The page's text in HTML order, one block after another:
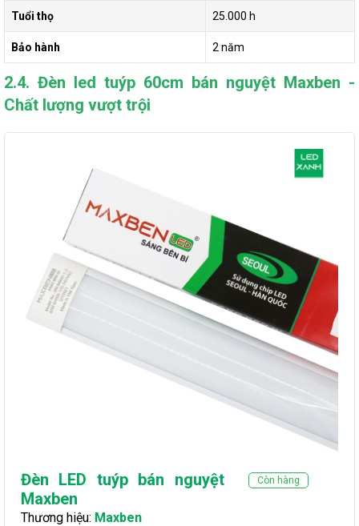
Tuổi thọ 25.000 h
Bảo hành 2 năm
2.4. Đèn led tuýp 60cm bán nguyệt Maxben -
Chất lượng vượt trội
Đèn LED tuýp bán nguyệt
Maxben
Còn hàng
Thương hiệu: Maxben